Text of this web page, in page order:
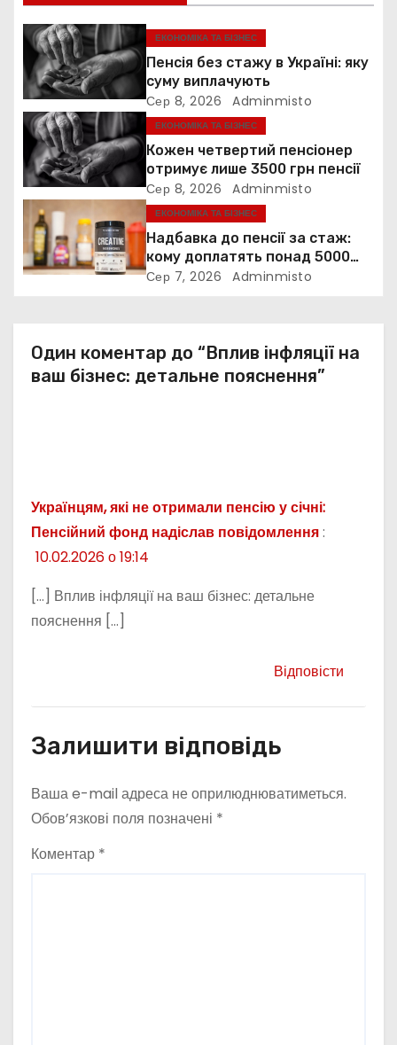
я
з
а
п
и
с
і
ЕКОНОМІКА ТА БІЗНЕС
Пенсія без стажу в Україні: яку
суму виплачують
Сер 8, 2026 Adminmisto
ЕКОНОМІКА ТА БІЗНЕС
Кожен четвертий пенсіонер
отримує лише 3500 грн пенсії
Сер 8, 2026 Adminmisto
ЕКОНОМІКА ТА БІЗНЕС
Надбавка до пенсії за стаж:
кому доплатять понад 5000
грн
Сер 7, 2026 Adminmisto
Один коментар до “Вплив інфляції на
ваш бізнес: детальне пояснення”
Українцям, які не отримали пенсію у січні:
Пенсійний фонд надіслав повідомлення:
10.02.2026 о 19:14
[…] Вплив інфляції на ваш бізнес: детальне
пояснення […]
Відповісти
Залишити відповідь
Ваша e-mail адреса не оприлюднюватиметься.
Обов’язкові поля позначені *
Коментар *